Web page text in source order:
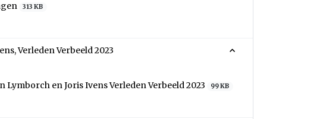
313 KB
Verleden Verbeeld 2023
en Joris Ivens Verleden Verbeeld 2023
99 KB